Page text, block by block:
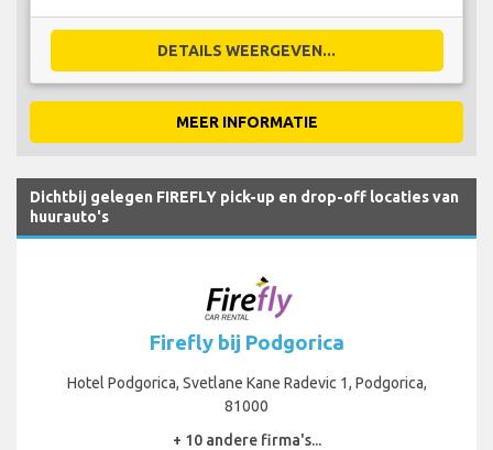
DETAILS WEERGEVEN...
MEER INFORMATIE
Dichtbij gelegen FIREFLY pick-up en drop-off locaties van
huurauto's
Firefly bij Podgorica
Hotel Podgorica, Svetlane Kane Radevic 1, Podgorica,
81000
+ 10 andere firma's...